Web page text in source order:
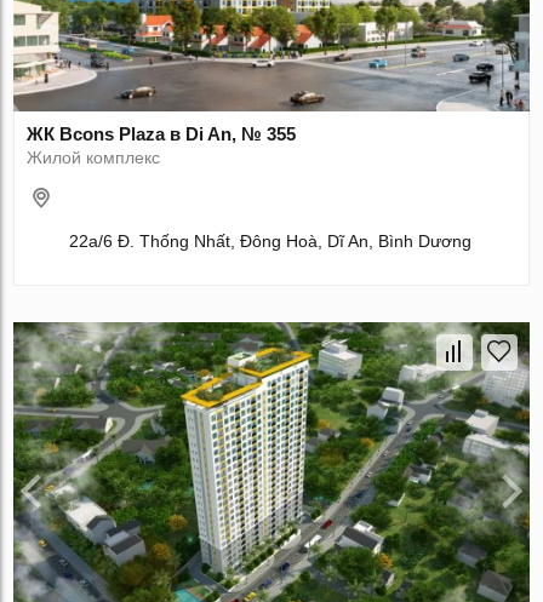
ЖК Bcons Plaza в Di An, № 355
Жилой комплекс
22a/6 Đ. Thống Nhất, Đông Hoà, Dĩ An, Bình Dương